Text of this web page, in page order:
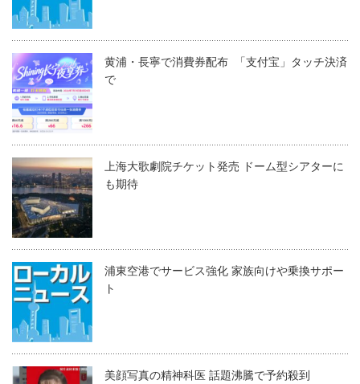
黄浦・長寧で消費券配布 「支付宝」タッチ決済
で
上海大歌劇院チケット発売 ドーム型シアターに
も期待
浦東空港でサービス強化 家族向けや乗換サポー
ト
美顔写真の精神科医 話題沸騰で予約殺到